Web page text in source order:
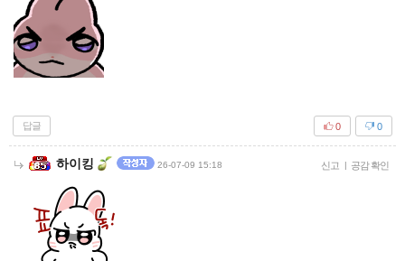
답글 0
0
하이킹 26-07-09 15:18 신고 | 공감 확인